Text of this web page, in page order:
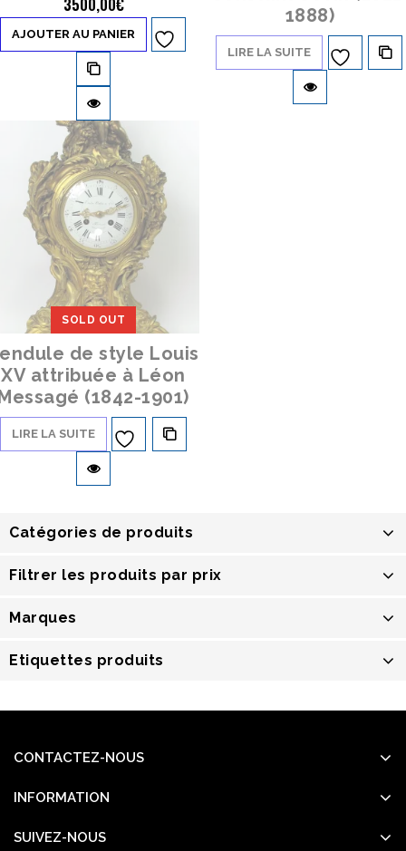
3500,00€
AJOUTER AU PANIER
1888)
LIRE LA SUITE
SOLD OUT
de style Louis
XV attribuée à Léon
(1842-1901)
LIRE LA SUITE
Catégories de produits
Filtrer les produits par prix
Marques
Etiquettes produits
CONTACTEZ-NOUS
INFORMATION
SUIVEZ-NOUS